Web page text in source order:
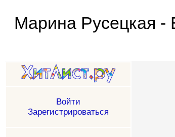
Марина Русецкая -
Войти
Зарегистрироваться